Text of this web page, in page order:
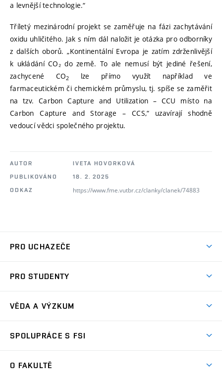
a levnější technologie.“
Tříletý mezinárodní projekt se zaměřuje na fázi zachytávání
oxidu uhličitého. Jak s ním dál naložit je otázka pro odborníky
z dalších oborů. „Kontinentální Evropa je zatím zdrženlivější
k ukládání CO₂ do země. To ale nemusí být jediné řešení,
zachycené CO2
lze přímo využít například ve
farmaceutickém či chemickém průmyslu, tj. spíše se zaměřit
na tzv. Carbon Capture and Utilization – CCU místo na
Carbon Capture and Storage – CCS,“ uzavírají shodně
vedoucí vědci společného projektu.
AUTOR
IVETA HOVORKOVÁ
PUBLIKOVÁNO
18. 2. 2025
ODKAZ
https://www.fme.vutbr.cz/clanky/clanek/74883
PRO UCHAZEČE
Ambasadoři studia
Zápisy
Dny otevřených dveří
PRO STUDENTY
Studijní předpisy
Pro prváky
VĚDA A VÝZKUM
Oblasti výzkumu
SPOLUPRÁCE S FSI
O FAKULTĚ